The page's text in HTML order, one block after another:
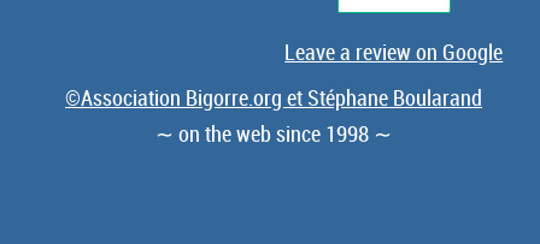
Leave a review on Google
©Association Bigorre.org et Stéphane Boularand
∼ on the web since 1998 ∼